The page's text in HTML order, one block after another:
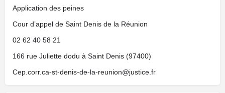
Application des peines
Cour d’appel de Saint Denis de la Réunion
02 62 40 58 21
166 rue Juliette dodu à Saint Denis (97400)
Cep.corr.ca-st-denis-de-la-reunion@justice.fr